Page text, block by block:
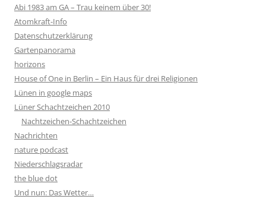
Abi 1983 am GA – Trau keinem über 30!
Atomkraft-Info
Datenschutzerklärung
Gartenpanorama
horizons
House of One in Berlin – Ein Haus für drei Religionen
Lünen in google maps
Lüner Schachtzeichen 2010
Nachtzeichen-Schachtzeichen
Nachrichten
nature podcast
Niederschlagsradar
the blue dot
Und nun: Das Wetter…